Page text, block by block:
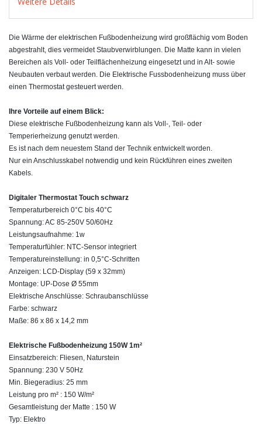
Die Wärme der elektrischen Fußbodenheizung wird großflächig vom Boden
abgestrahlt, dies vermeidet Staubverwirblungen. Die Matte kann in vielen
Bereichen als Voll- oder Teilflächenheizung eingesetzt und in Alt- sowie
Neubauten verbaut werden. Die Elektrische Fussbodenheizung muss über
einen Thermostat gesteuert werden.
Ihre Vorteile auf einem Blick:
Diese elektrische Fußbodenheizung kann als Voll-, Teil- oder
Temperierheizung genutzt werden.
Es ist nach dem neuestem Stand der Technik entwickelt worden.
Nur ein Anschlusskabel notwendig und kein Rückführen eines zweiten
Kabels.
Digitaler Thermostat Touch schwarz
Temperaturbereich 0°C bis 40°C
Spannung: AC 85-250V 50/60Hz
Leistungsaufnahme: 1w
Temperaturfühler: NTC-Sensor integriert
Temperatureinstellung: in 0,5°C-Schritten
Anzeigen: LCD-Display (59 x 32mm)
Montage: UP-Dose Ø 55mm
Elektrische Anschlüsse: Schraubanschlüsse
Farbe: schwarz
Maße: 86 x 86 x 14,2 mm
Elektrische Fußbodenheizung 150W 1m²
Einsatzbereich: Fliesen, Naturstein
Spannung: 230 V 50Hz
Min. Biegeradius: 25 mm
Leistung pro m² : 150 W/m²
Gesamtleistung der Matte : 150 W
Typ: Elektro